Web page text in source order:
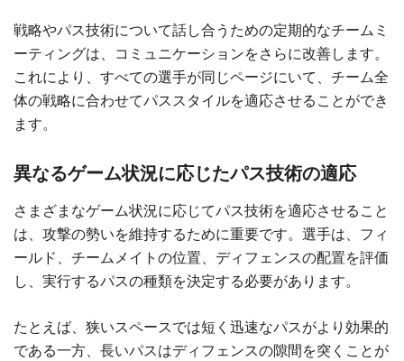
戦略やパス技術について話し合うための定期的なチームミ
ーティングは、コミュニケーションをさらに改善します。
これにより、すべての選手が同じページにいて、チーム全
体の戦略に合わせてパススタイルを適応させることができ
ます。
異なるゲーム状況に応じたパス技術の適応
さまざまなゲーム状況に応じてパス技術を適応させること
は、攻撃の勢いを維持するために重要です。選手は、フィ
ールド、チームメイトの位置、ディフェンスの配置を評価
し、実行するパスの種類を決定する必要があります。
たとえば、狭いスペースでは短く迅速なパスがより効果的
である一方、長いパスはディフェンスの隙間を突くことが